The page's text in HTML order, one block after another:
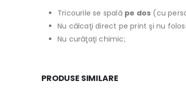
Tricourile se spală pe dos (cu
Nu călcaţi direct pe print şi nu
Nu curăţaţi chimic;
PRODUSE SIMILARE